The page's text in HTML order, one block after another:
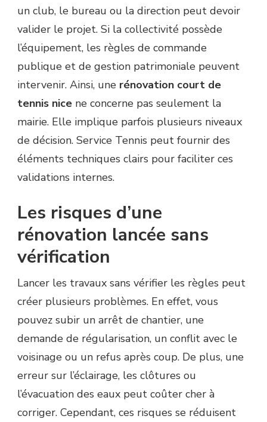
un club, le bureau ou la direction peut devoir
valider le projet. Si la collectivité possède
l’équipement, les règles de commande
publique et de gestion patrimoniale peuvent
intervenir. Ainsi, une rénovation court de
tennis nice ne concerne pas seulement la
mairie. Elle implique parfois plusieurs niveaux
de décision. Service Tennis peut fournir des
éléments techniques clairs pour faciliter ces
validations internes.
Les risques d’une
rénovation lancée sans
vérification
Lancer les travaux sans vérifier les règles peut
créer plusieurs problèmes. En effet, vous
pouvez subir un arrêt de chantier, une
demande de régularisation, un conflit avec le
voisinage ou un refus après coup. De plus, une
erreur sur l’éclairage, les clôtures ou
l’évacuation des eaux peut coûter cher à
corriger. Cependant, ces risques se réduisent